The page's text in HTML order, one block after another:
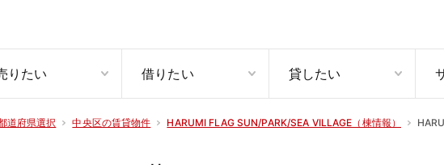
りたい 借りたい 貸したい
道府県選択 中央区の賃貸物件 HARUMI FLAG SUN/PARK/SEA VILLAGE（棟情報）